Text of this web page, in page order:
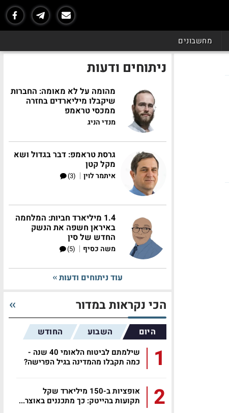
מחשבונים
ניתוחים ודעות
מהומה על לא מאומה: החברות
שיקבלו מיליארדים בחזרה
ממכסי טראמפ
מנדי הניג
גרסת טראמפ: דבר בגדול ושא
מקל קטן
איתמר לוין |
(3)
1.4 מיליארד חביות: המלחמה
באיראן חשפה את הנשק
החדש של סין
משה כסיף |
(5)
עוד ניתוחים ודעות
הכי נקראות במדור
היום השבוע החודש
1
שילמתם לביטוח הלאומי 40 שנה -
כמה תקבלו מהמדינה בגיל הפרישה?
2
אופציות ב-150 מיליארד שקל
תקועות בהייטק: כך מתכננים באוצר...